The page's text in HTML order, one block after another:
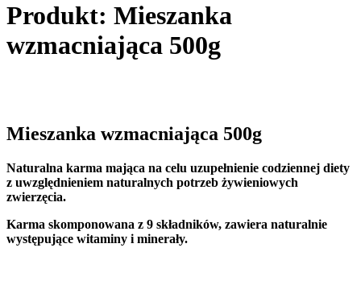
Produkt: Mieszanka
wzmacniająca 500g
Mieszanka wzmacniająca 500g
Naturalna karma mająca na celu uzupełnienie codziennej diety
z uwzględnieniem naturalnych potrzeb żywieniowych
zwierzęcia.
Karma skomponowana z 9 składników, zawiera naturalnie
występujące witaminy i minerały.